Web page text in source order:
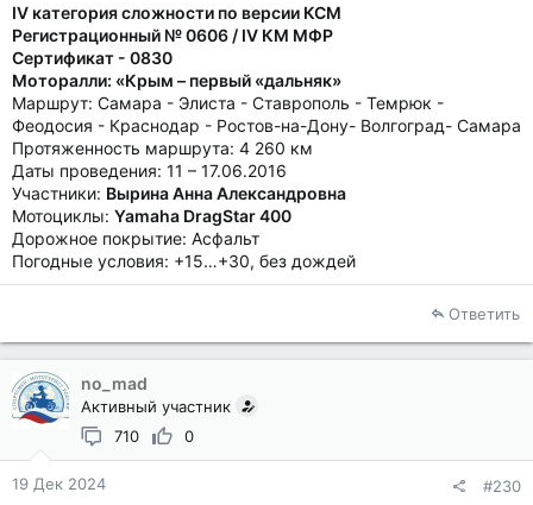
IV категория сложности по версии КСМ
Регистрационный № 0606 / IV КМ МФР
Сертификат - 0830
Моторалли: «Крым – первый «дальняк»
Маршрут: Самара - Элиста - Ставрополь - Темрюк -
Феодосия - Краснодар - Ростов-на-Дону- Волгоград- Самара
Протяженность маршрута: 4 260 км
Даты проведения: 11 – 17.06.2016
Участники: Вырина Анна Александровна
Мотоциклы: Yamaha DragStar 400
Дорожное покрытие: Асфальт
Погодные условия: +15…+30, без дождей
Ответить
no_mad
Активный участник
710
0
19 Дек 2024 #230